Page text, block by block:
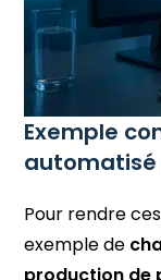
Exemple
automatisé
Pour rendre
exemple de